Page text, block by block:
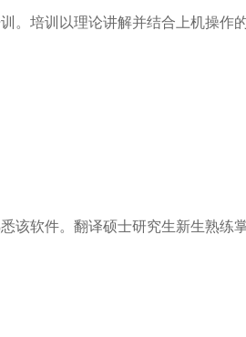
培训以理论讲解并结合上机操作
软件。翻译硕士研究生新生熟练